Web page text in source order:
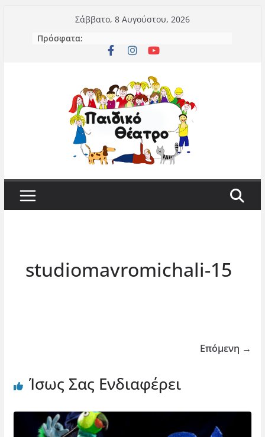
περιεχόμενο
Σάββατο, 8 Αυγούστου, 2026
Πρόσφατα:
studiomavromichali-15
Επόμενη →
Ίσως Σας Ενδιαφέρει